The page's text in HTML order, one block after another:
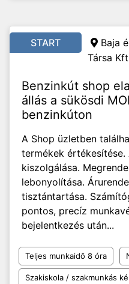
START
Baja
Társa
Benzinkút shop
állás a sükösdi
benzinkúton
A Shop üzletben
termékek
kiszolgálása.
lebonyolítása.
tisztántartása.
pontos, precíz
bejelentkezés után...
Teljes munkaidő 8 óra
Szakiskola / szakmunkás